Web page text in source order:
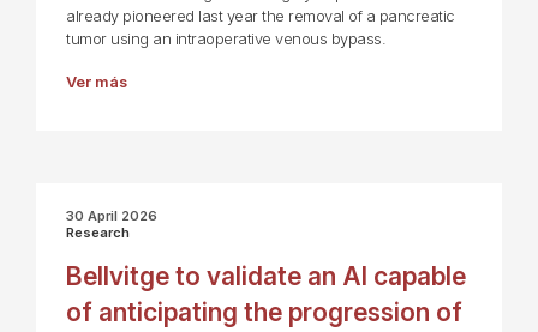
already pioneered last year the removal of a pancreatic
tumor using an intraoperative venous bypass.
Ver más
30 April 2026
Research
Bellvitge to validate an AI capable
of anticipating the progression of